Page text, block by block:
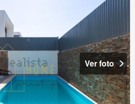
Ver foto